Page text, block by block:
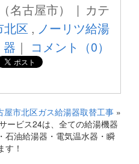
名古屋市） | カテ
北区 , ノーリツ給湯
器 ｜ コメント（0）
屋市北区ガス給湯器取替工事 »
ービス24は、全ての給湯機器
石油給湯器・電気温水器・瞬
す！